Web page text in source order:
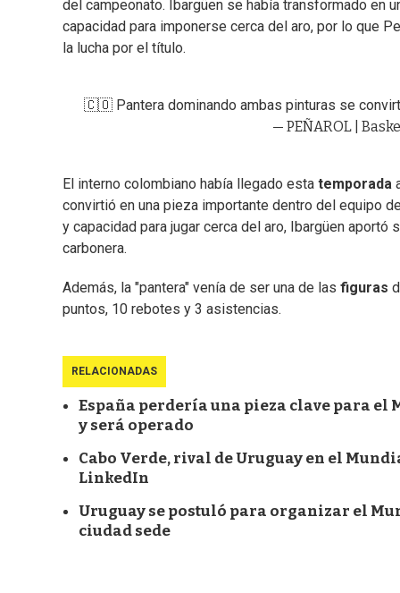
del campeonato. Ibargüen se había transformado en
capacidad para imponerse cerca del aro, por lo que
la lucha por el título.
🇨🇴 Pantera dominando ambas pinturas se
— PEÑAROL |
El interno colombiano había llegado esta temporada
convirtió en una pieza importante dentro del equipo
y capacidad para jugar cerca del aro, Ibargüen
carbonera.
Además, la "pantera" venía de ser una de las figuras
puntos, 10 rebotes y 3 asistencias.
RELACIONADAS
España perdería una pieza clave para
y será operado
Cabo Verde, rival de Uruguay en el
LinkedIn
Uruguay se postuló para organizar el
ciudad sede